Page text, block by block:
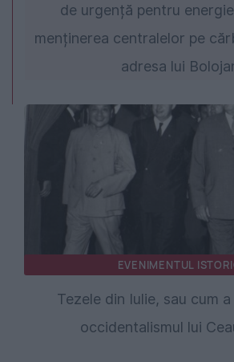
de urgență pentru
menținerea centralelor pe
adresa lui
EVENIMENTUL
Tezele din Iulie, sau cum
occidentalismul lui